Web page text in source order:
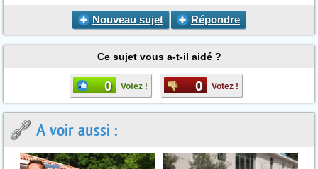
Nouveau sujet Répondre
Ce sujet vous a-t-il aidé ?
0 Votez ! 0 Votez !
A voir aussi :